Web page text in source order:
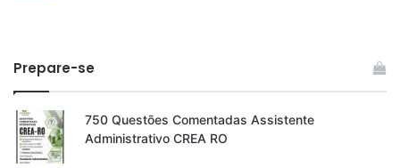
Prepare-se
750 Questões Comentadas Assistente
Administrativo CREA RO